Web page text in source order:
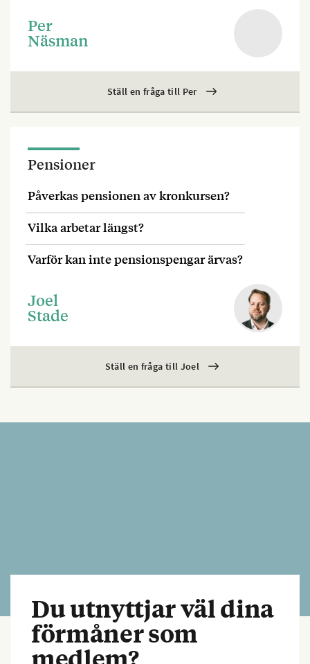
Per
Näsman
Ställ en fråga till Per
Pensioner
Påverkas pensionen av kronkursen?
Vilka arbetar längst?
Varför kan inte pensionspengar ärvas?
Joel
Stade
Ställ en fråga till Joel
Du utnyttjar väl dina
förmåner som
medlem?